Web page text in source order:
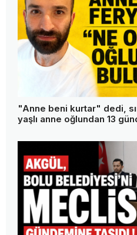
"Anne beni kurtar" dedi,
yaşlı anne oğlundan 13